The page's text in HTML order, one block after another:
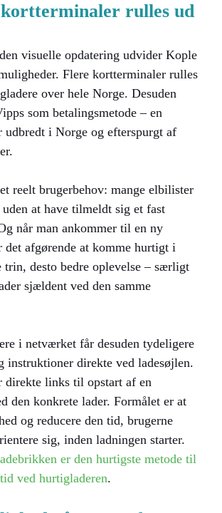
rulles ud
visuelle opdatering udvider Kople
Flere kortterminaler rulles
over hele Norge. Desuden
som betalingsmetode – en
udbredt i Norge og efterspurgt af
reelt brugerbehov: mange elbilister
at have tilmeldt sig et fast
når man ankommer til en ny
det afgørende at komme hurtigt i
trin, desto bedre oplevelse – særligt
sjældent ved den samme
i netværket får desuden tydeligere
instruktioner direkte ved ladesøjlen.
direkte links til opstart af en
den konkrete lader. Formålet er at
og reducere den tid, brugerne
sig, inden ladningen starter.
er den hurtigste metode til
ved hurtigladeren.